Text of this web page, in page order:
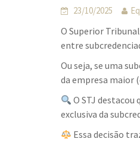
23/10/2025
O Superior
entre
Ou seja, se uma
da empresa maior
O STJ
exclusiva da
Essa decisão